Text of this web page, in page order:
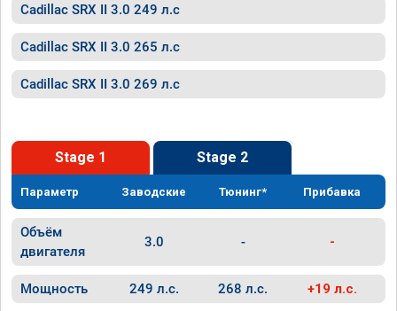
Cadillac SRX II 3.0 249 л.с
Cadillac SRX II 3.0 265 л.с
Cadillac SRX II 3.0 269 л.с
Stage 1 Stage 2
Параметр Заводские Тюнинг* Прибавка
Объём
двигателя
3.0 - -
Мощность 249 л.с. 268 л.с. +19 л.с.